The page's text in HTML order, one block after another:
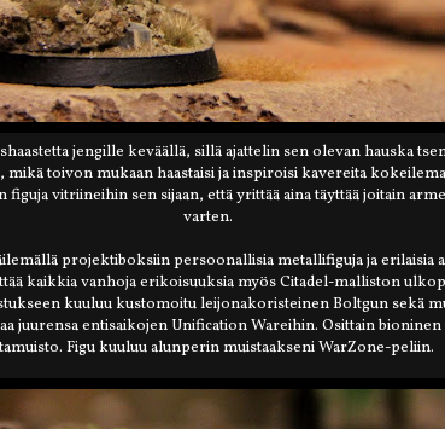
jengille keväällä, sillä ajattelin sen olevan hauska
mikä toivon mukaan haastaisi ja inspiroisi kavereita
figuja vitriineihin sen sijaan, että yrittää aina täyttää joitain
varten.
projektiboksiin persoonallisia metallifiguja ja erilaisia
kaikkia vanhoja erikoisuuksia myös Citadel-malliston
kuuluu kustomoitu leijonakoristeinen Boltgun sekä
juurensa entisaikojen Unification Wareihin. Osittain
Figu kuuluu alunperin muistaakseni WarZone-peliin.